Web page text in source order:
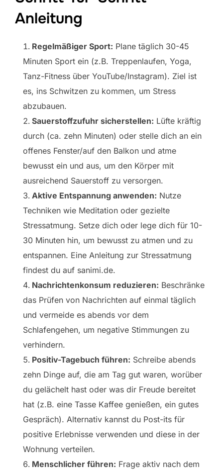
Anleitung
Regelmäßiger Sport: Plane täglich 30-45
Minuten Sport ein (z.B. Treppenlaufen, Yoga,
Tanz-Fitness über YouTube/Instagram). Ziel ist
es, ins Schwitzen zu kommen, um Stress
abzubauen.
Sauerstoffzufuhr sicherstellen: Lüfte kräftig
durch (ca. zehn Minuten) oder stelle dich an ein
offenes Fenster/auf den Balkon und atme
bewusst ein und aus, um den Körper mit
ausreichend Sauerstoff zu versorgen.
Aktive Entspannung anwenden: Nutze
Techniken wie Meditation oder gezielte
Stressatmung. Setze dich oder lege dich für 10-
30 Minuten hin, um bewusst zu atmen und zu
entspannen. Eine Anleitung zur Stressatmung
findest du auf sanimi.de.
Nachrichtenkonsum reduzieren: Beschränke
das Prüfen von Nachrichten auf einmal täglich
und vermeide es abends vor dem
Schlafengehen, um negative Stimmungen zu
verhindern.
Positiv-Tagebuch führen: Schreibe abends
zehn Dinge auf, die am Tag gut waren, worüber
du gelächelt hast oder was dir Freude bereitet
hat (z.B. eine Tasse Kaffee genießen, ein gutes
Gespräch). Alternativ kannst du Post-its für
positive Erlebnisse verwenden und diese in der
Wohnung verteilen.
Menschlicher führen: Frage aktiv nach dem